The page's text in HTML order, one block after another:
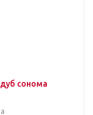
сонома